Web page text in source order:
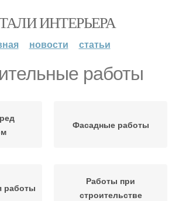
ИНТЕРЬЕРА
новости статьи
работы
Фасадные работы
работы
Работы при
строительстве